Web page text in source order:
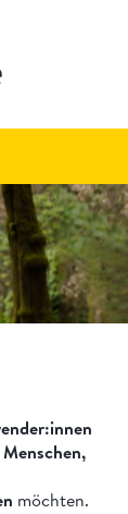
Menschen,
möchten.